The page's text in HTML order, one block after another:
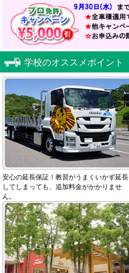
学校のオススメポイント
安心の延長保証！教習がうまくいかず延長
してしまっても、追加料金がかかりませ
ん。